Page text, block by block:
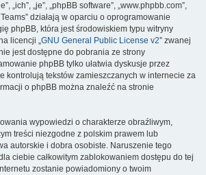
„ich”, „je”, „phpBB software”, „www.phpbb.com”,
działają w oparciu o oprogramowanie
phpBB, która jest środowiskiem typu witryny
licencji „GNU General Public License v2” zwanej
jest dostępne do pobrania ze strony
phpBB tylko ułatwia dyskusje przez
kontrolują tekstów zamieszczanych w internecie za
o phpBB można znaleźć na stronie
wypowiedzi o charakterze obraźliwym,
treści niezgodne z polskim prawem lub
autorskie i dobra osobiste. Naruszenie tego
ciebie całkowitym zablokowaniem dostępu do tej
zostanie powiadomiony o twoim